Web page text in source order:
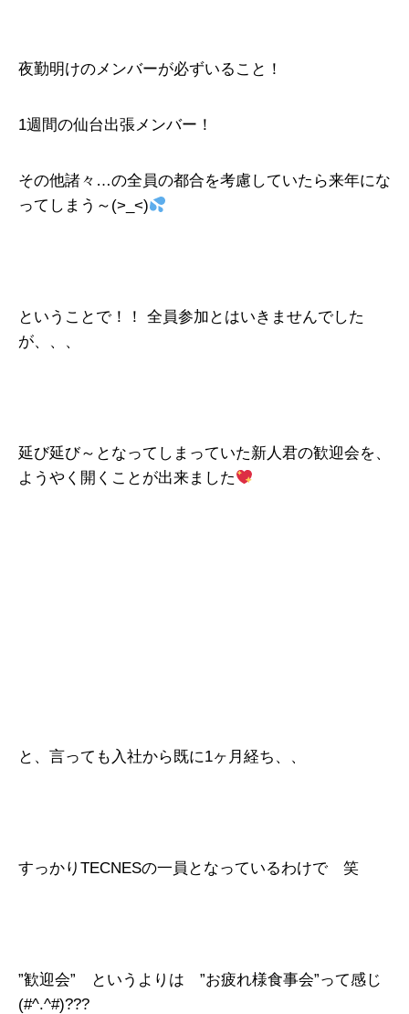
夜勤明けのメンバーが必ずいること！
1週間の仙台出張メンバー！
その他諸々…の全員の都合を考慮していたら来年にな
ってしまう～(>_<)
ということで！！ 全員参加とはいきませんでした
が、、、
延び延び～となってしまっていた新人君の歓迎会を、
ようやく開くことが出来ました
と、言っても入社から既に1ヶ月経ち、、
すっかりTECNESの一員となっているわけで 笑
”歓迎会” というよりは ”お疲れ様食事会”って感じ
(#^.^#)???